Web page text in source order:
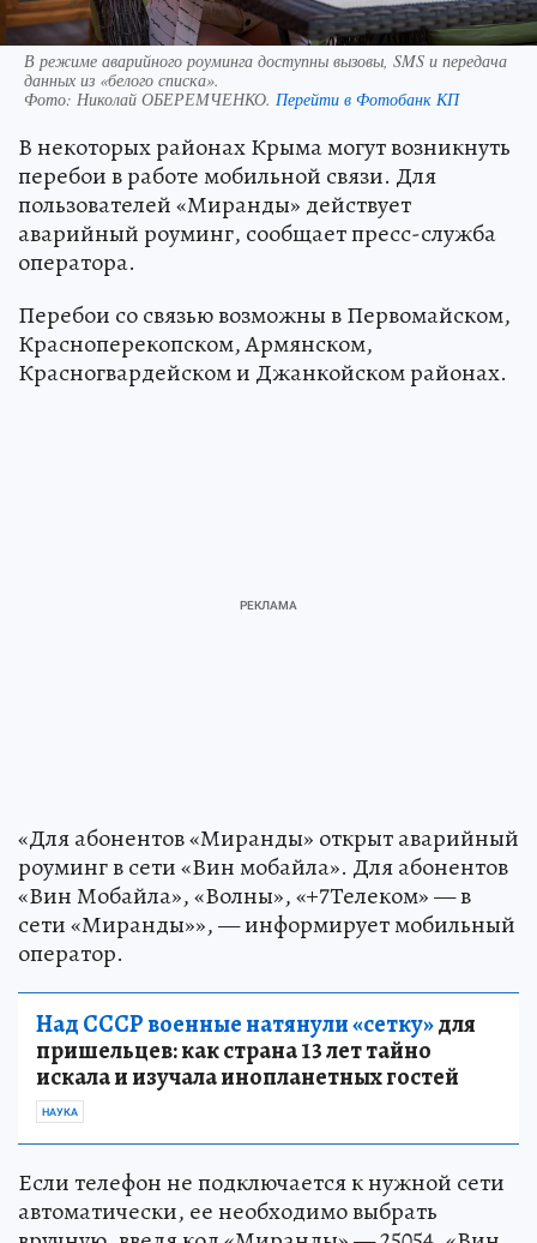
В режиме аварийного роуминга доступны вызовы, SMS и передача
данных из «белого списка».
Фото: Николай ОБЕРЕМЧЕНКО. Перейти в Фотобанк КП
В некоторых районах Крыма могут возникнуть
перебои в работе мобильной связи. Для
пользователей «Миранды» действует
аварийный роуминг, сообщает пресс-служба
оператора.
Перебои со связью возможны в Первомайском,
Красноперекопском, Армянском,
Красногвардейском и Джанкойском районах.
«Для абонентов «Миранды» открыт аварийный
роуминг в сети «Вин мобайла». Для абонентов
«Вин Мобайла», «Волны», «+7Телеком» — в
сети «Миранды»», — информирует мобильный
оператор.
Над СССР военные натянули «сетку»для
пришельцев: как страна 13 лет тайно
искала и изучала инопланетных гостей
НАУКА
Если телефон не подключается к нужной сети
автоматически, ее необходимо выбрать